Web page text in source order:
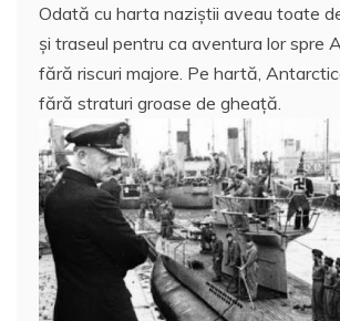
Odată cu harta naziştii aveau toate
şi traseul pentru ca aventura lor spre
fără riscuri majore. Pe hartă,
fără straturi groase de gheață.